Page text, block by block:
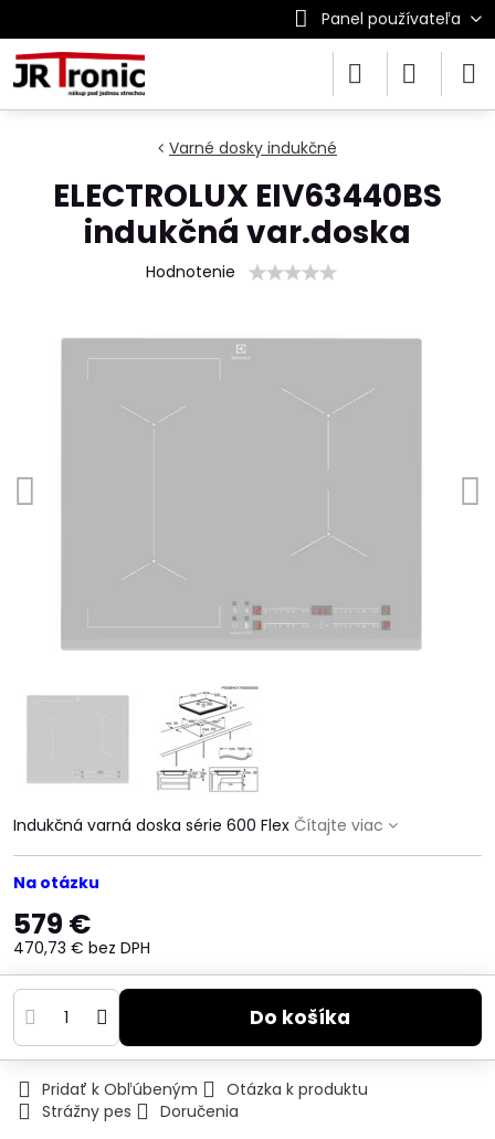
Panel používateľa
Varné dosky indukčné
ELECTROLUX EIV63440BS
indukčná var.doska
Hodnotenie
Indukčná varná doska série 600 Flex Čítajte viac
Na otázku
579 €
470,73 € bez DPH
Do košíka
Pridať k Obľúbeným
Otázka k produktu
Strážny pes
Doručenia